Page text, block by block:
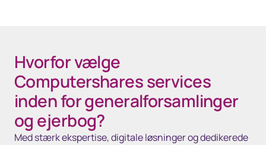
Hvorfor vælge
Computershares services
inden for generalforsamlinger
og ejerbog?
Med stærk ekspertise, digitale løsninger og dedikerede